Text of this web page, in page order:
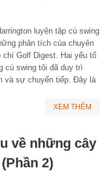
luyện tập cú swing
phân tích của chuyên
chí Golf Digest. Hai yếu tố
cú swing tôi đã duy trì
và sự chuyển tiếp. Đây là
XEM THÊM
về những cây
2)